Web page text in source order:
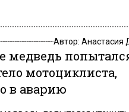
Автор: Анастасия
медведь
мотоциклиста,
в аварию